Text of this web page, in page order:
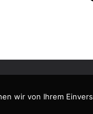
wir von Ihrem